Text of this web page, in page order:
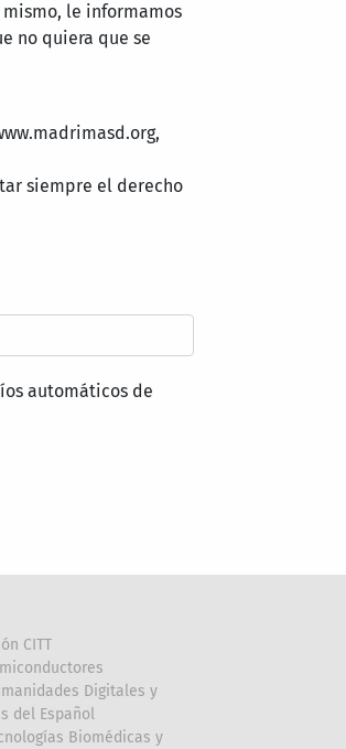
le informamos
no quiera que se
siempre el derecho
automáticos de
CITT
Digitales y
del Español
Biomédicas y